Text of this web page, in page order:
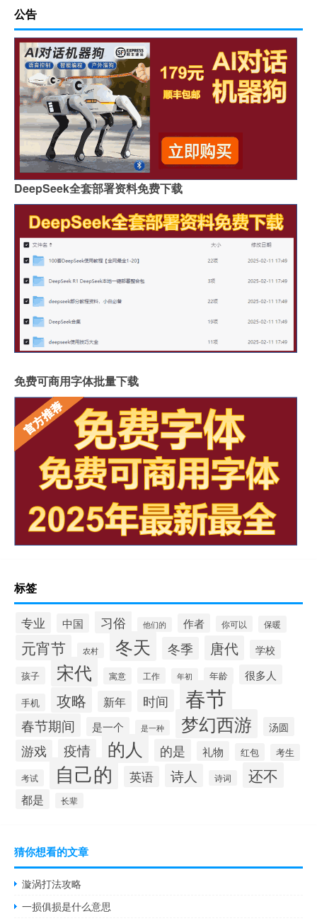
公告
DeepSeek全套部署资料免费下载
免费可商用字体批量下载
标签
专业 中国 习俗 他们的 作者 你可以 保暖
元宵节 农村 冬天 冬季 唐代 学校
孩子 宋代 寓意 工作 年初 年龄 很多人
手机 攻略 新年 时间 春节
春节期间 是一个 是一种 梦幻西游 汤圆
游戏 疫情 的人 的是 礼物 红包
考生
考试
自己的 英语 诗人 诗词 还不
都是 长辈
猜你想看的文章
漩涡打法攻略
一损俱损是什么意思